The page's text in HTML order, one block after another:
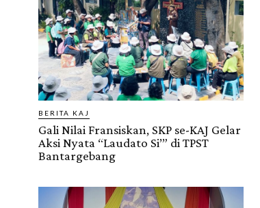
BERITA KAJ
Gali Nilai Fransiskan, SKP se-KAJ Gelar
Aksi Nyata “Laudato Si’” di TPST
Bantargebang